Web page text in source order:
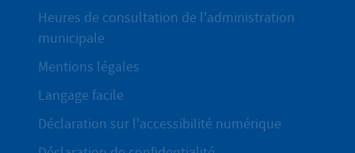
Heures de consultation de l'administration
municipale
Mentions légales
Langage facile
Déclaration sur l'accessibilité numérique